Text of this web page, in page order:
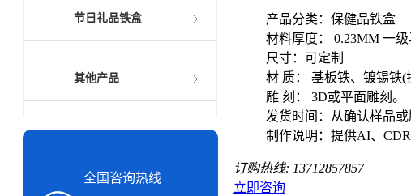
产品分类：保健品铁盒
材料厚度： 0.23MM 一
尺寸：可定制
材 质： 基板铁、镀锡铁(
雕 刻： 3D或平面雕刻。
发货时间：从确认样品或
制作说明：提供AI、CDR
订购热线: 13712857857
立即咨询
节日礼品铁盒
其他产品
全国咨询热线